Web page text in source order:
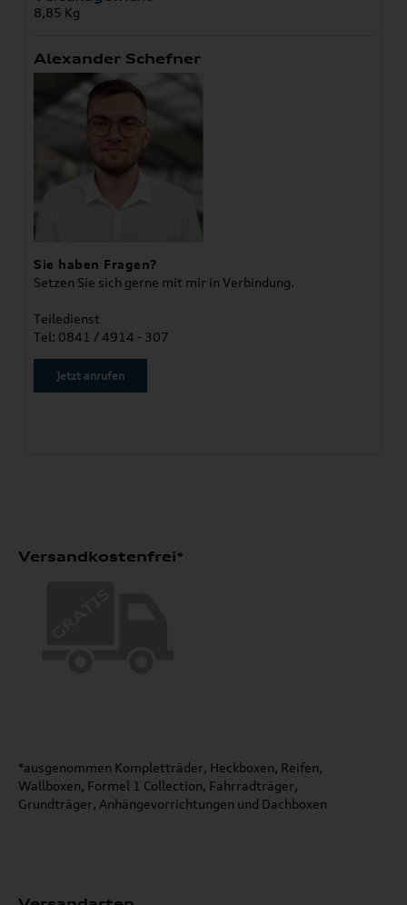
8,85 Kg
Alexander Schefner
Sie haben Fragen?
Setzen Sie sich gerne mit mir in Verbindung.
Teiledienst
Tel: 0841 / 4914 - 307
Jetzt anrufen
Versandkostenfrei*
*ausgenommen Kompletträder, Heckboxen, Reifen,
Wallboxen, Formel 1 Collection, Fahrradträger,
Grundträger, Anhängevorrichtungen und Dachboxen